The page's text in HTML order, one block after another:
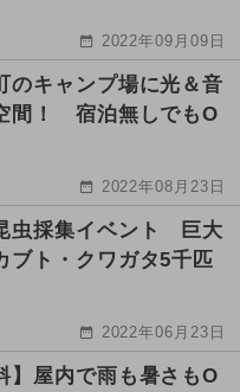
2022年09月09日
のキャンプ場に光＆音
間！ 宿泊無しでもO
2022年08月23日
虫採集イベント 巨大
ブト・クワガタ5千匹
2022年06月23日
】屋内で雨も暑さもO